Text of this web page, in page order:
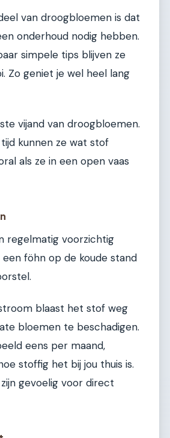
van droogbloemen is dat
onderhoud nodig hebben.
simpele tips blijven ze
Zo geniet je wel heel lang
vijand van droogbloemen.
kunnen ze wat stof
als ze in een open vaas
regelmatig voorzichtig
föhn op de koude stand
blaast het stof weg
bloemen te beschadigen.
eens per maand,
stoffig het bij jou thuis is.
gevoelig voor direct